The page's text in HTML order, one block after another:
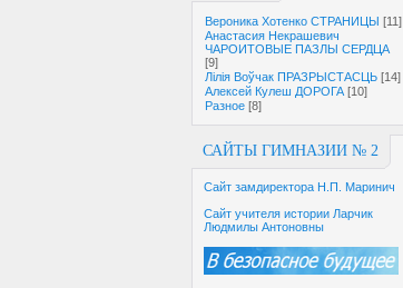
Вероника Хотенко СТРАНИЦЫ [11]
Анастасия Некрашевич
ЧАРОИТОВЫЕ ПАЗЛЫ СЕРДЦА
[9]
Лілія Воўчак ПРАЗРЫСТАСЦЬ [14]
Алексей Кулеш ДОРОГА [10]
Разное [8]
САЙТЫ ГИМНАЗИИ № 2
Сайт замдиректора Н.П. Маринич
Сайт учителя истории Ларчик
Людмилы Антоновны